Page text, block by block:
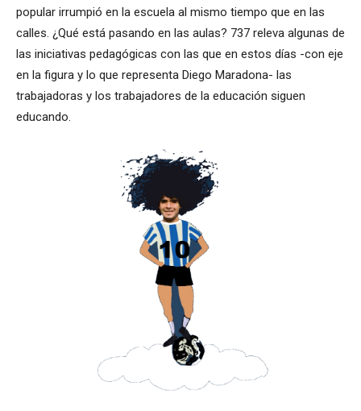
popular irrumpió en la escuela al mismo tiempo que en las
calles. ¿Qué está pasando en las aulas? 737 releva algunas de
las iniciativas pedagógicas con las que en estos días -con eje
en la figura y lo que representa Diego Maradona- las
trabajadoras y los trabajadores de la educación siguen
educando.